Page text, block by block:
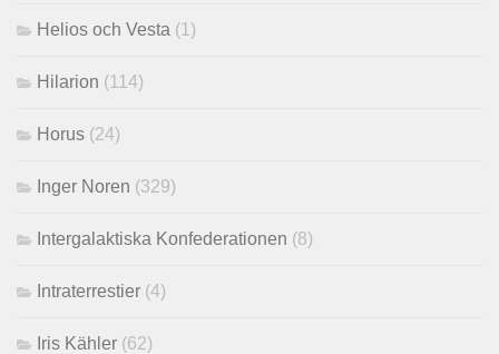
Helios och Vesta (1)
Hilarion (114)
Horus (24)
Inger Noren (329)
Intergalaktiska Konfederationen (8)
Intraterrestier (4)
Iris Kähler (62)